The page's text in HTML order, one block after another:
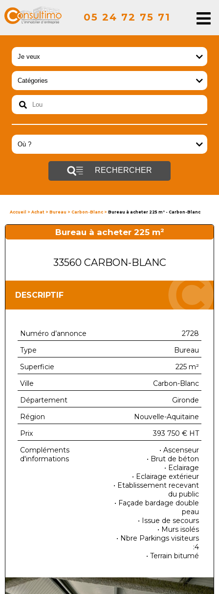
05 24 72 75 71
RECHERCHER
Accueil > Achat > Bureau > Carbon-Blanc > Bureau à acheter 225 m² - Carbon-Blanc
Bureau à acheter 225 m²
33560 CARBON-BLANC
DESCRIPTIF
Numéro d’annonce
2728
Type
Bureau
Superficie
225 m²
Ville
Carbon-Blanc
Département
Gironde
Région
Nouvelle-Aquitaine
Prix
393 750 € HT
Compléments
d'informations
• Ascenseur
• Brut de béton
• Eclairage
• Eclairage extérieur
• Etablissement recevant
du public
• Façade bardage double
peau
• Issue de secours
• Murs isolés
• Nbre Parkings visiteurs
:4
• Terrain bitumé